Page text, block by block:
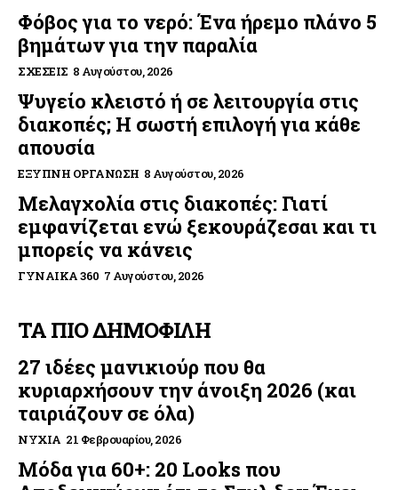
Φόβος για το νερό: Ένα ήρεμο πλάνο 5
βημάτων για την παραλία
ΣΧΈΣΕΙΣ 8 Αυγούστου, 2026
Ψυγείο κλειστό ή σε λειτουργία στις
διακοπές; Η σωστή επιλογή για κάθε
απουσία
ΈΞΥΠΝΗ ΟΡΓΆΝΩΣΗ 8 Αυγούστου, 2026
Μελαγχολία στις διακοπές: Γιατί
εμφανίζεται ενώ ξεκουράζεσαι και τι
μπορείς να κάνεις
ΓΥΝΑΊΚΑ 360 7 Αυγούστου, 2026
ΤΑ ΠΙΟ ΔΗΜΟΦΙΛΗ
27 ιδέες μανικιούρ που θα
κυριαρχήσουν την άνοιξη 2026 (και
ταιριάζουν σε όλα)
ΝΎΧΙΑ 21 Φεβρουαρίου, 2026
Μόδα για 60+: 20 Looks που